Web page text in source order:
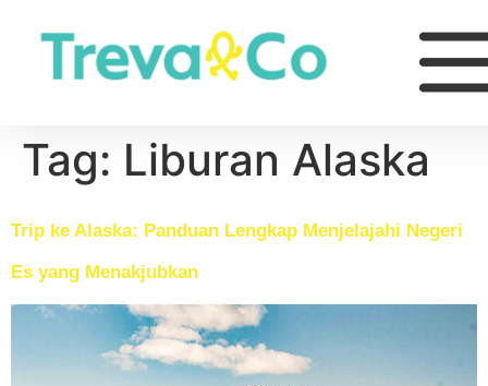
Tag: Liburan Alaska
Trip ke Alaska: Panduan Lengkap Menjelajahi Negeri
Es yang Menakjubkan